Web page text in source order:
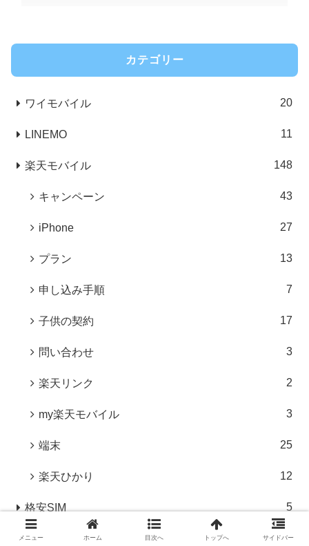
カテゴリー
ワイモバイル 20
LINEMO 11
楽天モバイル 148
キャンペーン 43
iPhone 27
プラン 13
申し込み手順 7
子供の契約 17
問い合わせ 3
楽天リンク 2
my楽天モバイル 3
端末 25
楽天ひかり 12
格安SIM 5
楽天トラベル・楽天市場 3
メニュー ホーム 目次へ トップへ サイドバー